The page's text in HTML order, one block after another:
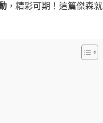
，精彩可期！這篇傑森就